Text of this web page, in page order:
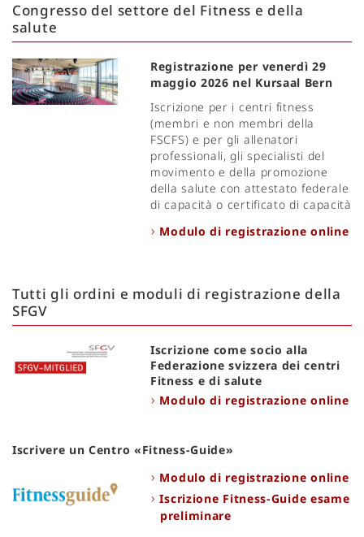
Congresso del settore del Fitness e della
salute
Registrazione per venerdì 29
maggio 2026 nel Kursaal Bern
Iscrizione per i centri fitness
(membri e non membri della
FSCFS) e per gli allenatori
professionali, gli specialisti del
movimento e della promozione
della salute con attestato federale
di capacità o certificato di capacità
Modulo di registrazione online
Tutti gli ordini e moduli di registrazione della
SFGV
Iscrizione come socio alla
Federazione svizzera dei centri
Fitness e di salute
Modulo di registrazione online
Iscrivere un Centro «Fitness-Guide»
Modulo di registrazione online
Iscrizione Fitness-Guide esame
preliminare